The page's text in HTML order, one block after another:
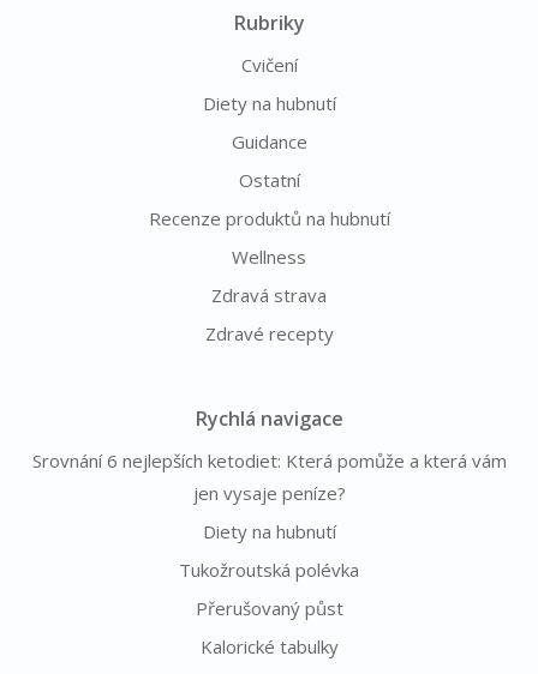
Rubriky
Cvičení
Diety na hubnutí
Guidance
Ostatní
Recenze produktů na hubnutí
Wellness
Zdravá strava
Zdravé recepty
Rychlá navigace
Srovnání 6 nejlepších ketodiet: Která pomůže a která vám
jen vysaje peníze?
Diety na hubnutí
Tukožroutská polévka
Přerušovaný půst
Kalorické tabulky